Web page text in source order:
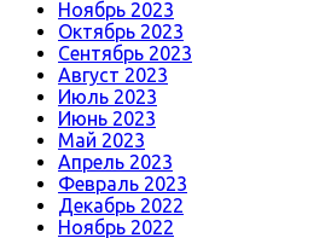
Ноябрь 2023
Октябрь 2023
Сентябрь 2023
Август 2023
Июль 2023
Июнь 2023
Май 2023
Апрель 2023
Февраль 2023
Декабрь 2022
Ноябрь 2022